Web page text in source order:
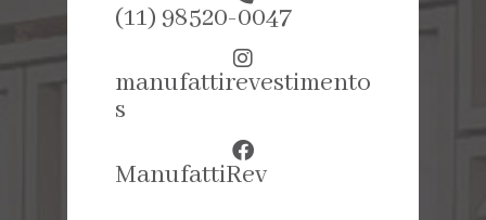
(11) 98520-0047
manufattirevestimento
s
ManufattiRev